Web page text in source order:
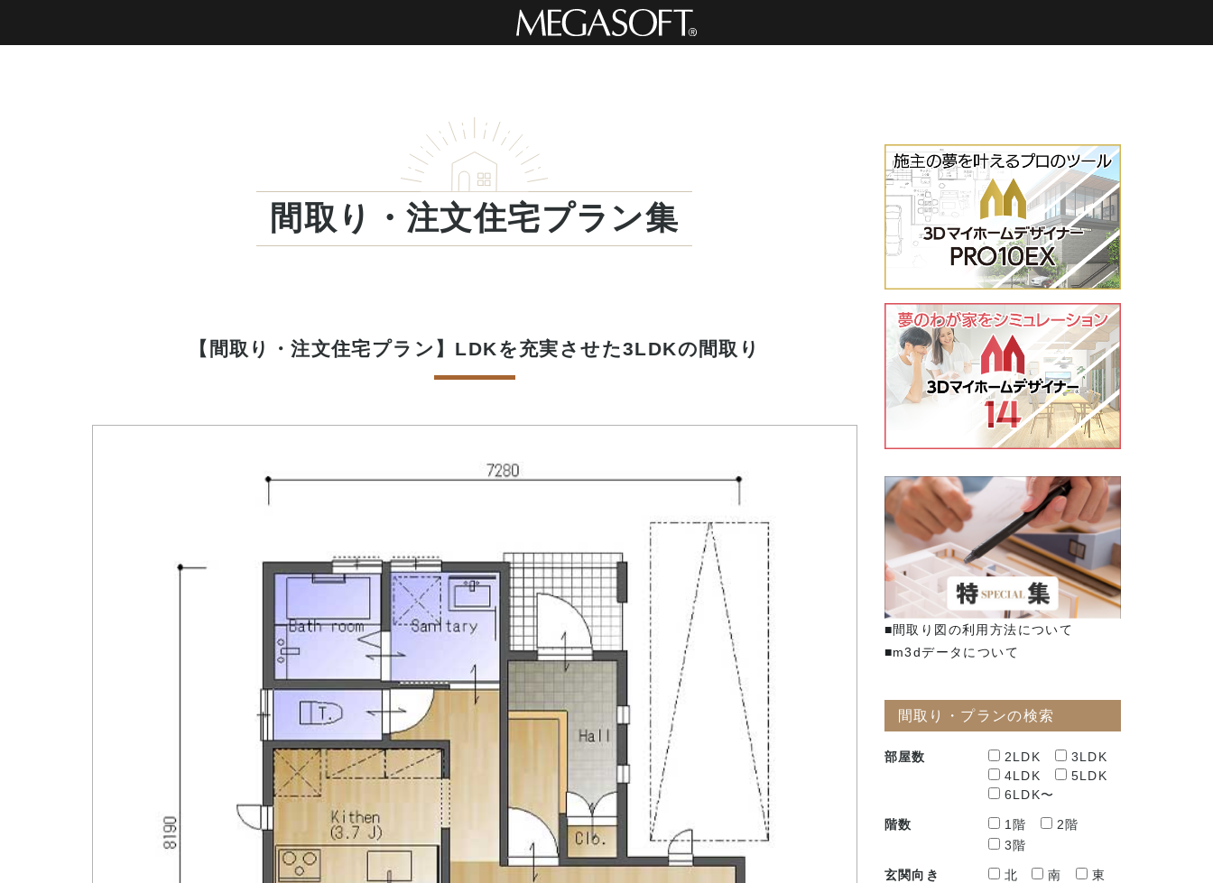
間取り・注文住宅プラン集
【間取り・注文住宅プラン】LDKを充実させた3LDKの間取り
■間取り図の利用方法について
■m3dデータについて
間取り・プランの検索
部屋数 2LDK
3LDK
4LDK
5LDK
6LDK〜
階数 1階
2階
3階
玄関向き 北 南 東